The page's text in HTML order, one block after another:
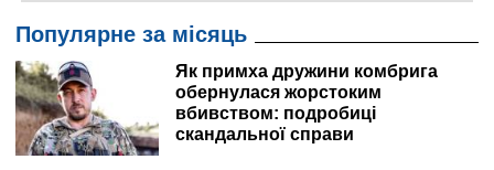
Популярне за місяць
Як примха дружини комбрига
обернулася жорстоким
вбивством: подробиці
скандальної справи